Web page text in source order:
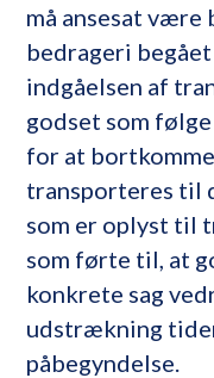
må ansesat
bedrageri
indgåelsen af
godset som
for at
transporteres til
som er oplyst til
som førte til, at
konkrete sag
udstrækning
påbegyndelse.